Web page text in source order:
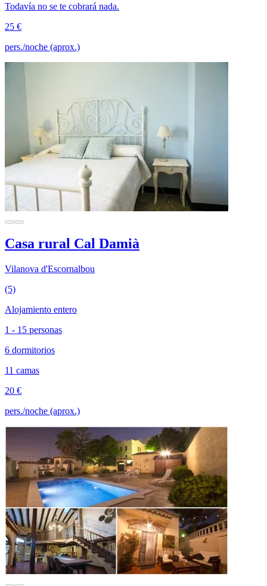
Todavía no se te cobrará nada.
25 €
pers./noche (aprox.)
Casa rural Cal Damià
Vilanova d'Escornalbou
(5)
Alojamiento entero
1 - 15 personas
6 dormitorios
11 camas
20 €
pers./noche (aprox.)